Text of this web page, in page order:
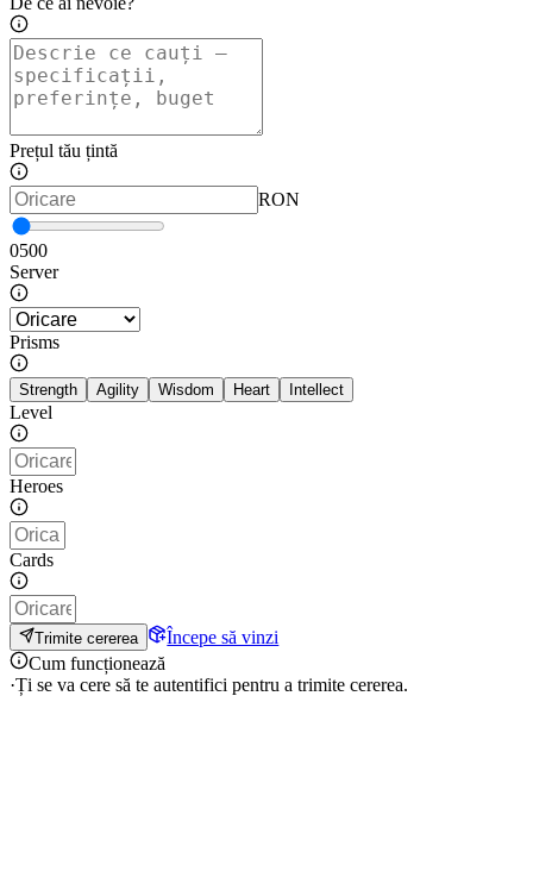
Prețul tău țintă
RON
0500
Server
Prisms
Strength Agility Wisdom Heart Intellect
Level
Heroes
Cards
Trimite cererea
Începe să vinzi
Cum funcționează
·Ți se va cere să te autentifici pentru a trimite cererea.